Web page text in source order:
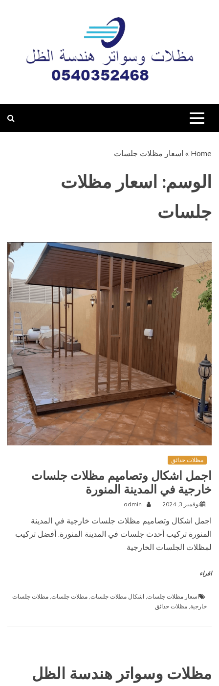
مظلات وسواتر هندسة
Home
» اسعار مظلات جلسات
الوسم: اسعار مظلات
جلسات
مظلات حدائق
اجمل اشكال وتصاميم مظلات جلسات
خارجية في المدينة المنورة
نوفمبر 3, 2024 admin
اجمل اشكال وتصاميم مظلات جلسات خارجية في المدينة
المنورة تركيب أحدث جلسات في المدينة المنورة. أفضل تركيب
لمظلات الجلسات الخارجية
اقراء
اسعار مظلات جلسات, اشكال مظلات جلسات, مظلات جلسات, مظلات جلسات
خارجية, مظلات حدائق
مظلات وسواتر هندسة الظل